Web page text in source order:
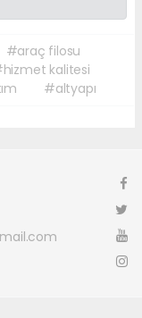
#araç filosu
kalitesi
#altyapı